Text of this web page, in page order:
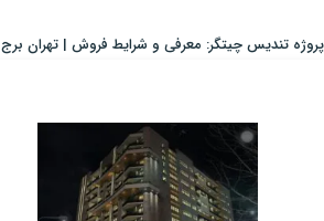
پروژه تندیس چیتگر: معرفی و شرایط فروش | تهران برج